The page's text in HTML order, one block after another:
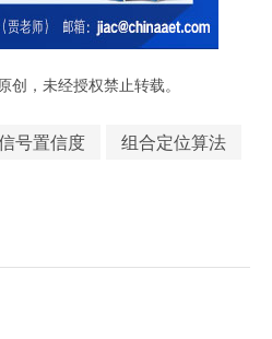
创，未经授权禁止转载。
号置信度
组合定位算法